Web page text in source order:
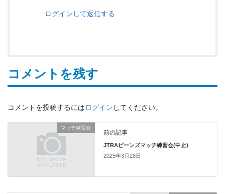
ログインして返信する
コメントを残す
コメントを投稿するにはログイン してください。
マッチ練習会
前の記事
JTRAビーンズマッチ練習会(中止)
2025年3月28日